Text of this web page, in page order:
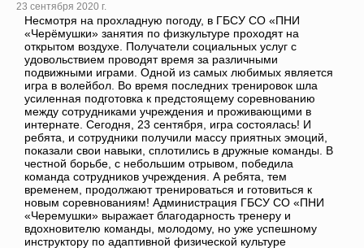
23 сентября 2020 г.
Несмотря на прохладную погоду, в ГБСУ СО «ПНИ
«Черёмушки» занятия по физкультуре проходят на
открытом воздухе. Получатели социальных услуг с
удовольствием проводят время за различными
подвижными играми. Одной из самых любимых является
игра в волейбол. Во время последних тренировок шла
усиленная подготовка к предстоящему соревнованию
между сотрудниками учреждения и проживающими в
интернате. Сегодня, 23 сентября, игра состоялась! И
ребята, и сотрудники получили массу приятных эмоций,
показали свои навыки, сплотились в дружные команды. В
честной борьбе, с небольшим отрывом, победила
команда сотрудников учреждения. А ребята, тем
временем, продолжают тренироваться и готовиться к
новым соревнованиям! Администрация ГБСУ СО «ПНИ
«Черемушки» выражает благодарность тренеру и
вдохновителю команды, молодому, но уже успешному
инструктору по адаптивной физической культуре